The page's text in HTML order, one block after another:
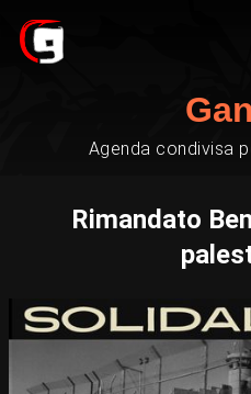
Agenda condivisa
Rimandato